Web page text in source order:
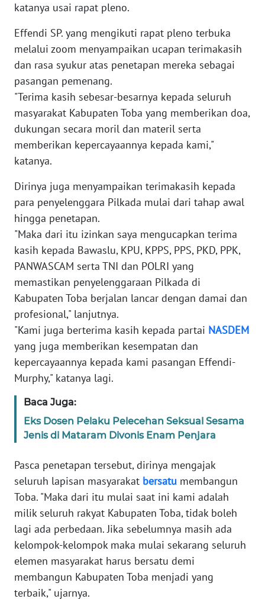
katanya usai rapat pleno.
Effendi SP. yang mengikuti rapat pleno terbuka
melalui zoom menyampaikan ucapan terimakasih
dan rasa syukur atas penetapan mereka sebagai
pasangan pemenang.
"Terima kasih sebesar-besarnya kepada seluruh
masyarakat Kabupaten Toba yang memberikan doa,
dukungan secara moril dan materil serta
memberikan kepercayaannya kepada kami,"
katanya.
Dirinya juga menyampaikan terimakasih kepada
para penyelenggara Pilkada mulai dari tahap awal
hingga penetapan.
"Maka dari itu izinkan saya mengucapkan terima
kasih kepada Bawaslu, KPU, KPPS, PPS, PKD, PPK,
PANWASCAM serta TNI dan POLRI yang
memastikan penyelenggaraan Pilkada di
Kabupaten Toba berjalan lancar dengan damai dan
profesional," lanjutnya.
"Kami juga berterima kasih kepada partai NASDEM
yang juga memberikan kesempatan dan
kepercayaannya kepada kami pasangan Effendi-
Murphy," katanya lagi.
Baca Juga:
Eks Dosen Pelaku Pelecehan Seksual Sesama
Jenis di Mataram Divonis Enam Penjara
Pasca penetapan tersebut, dirinya mengajak
seluruh lapisan masyarakat bersatu membangun
Toba. "Maka dari itu mulai saat ini kami adalah
milik seluruh rakyat Kabupaten Toba, tidak boleh
lagi ada perbedaan. Jika sebelumnya masih ada
kelompok-kelompok maka mulai sekarang seluruh
elemen masyarakat harus bersatu demi
membangun Kabupaten Toba menjadi yang
terbaik," ujarnya.
WN
WN
SULBAR
WN
WN
SUMBAR
WN
SUMSEL
WN
BENGKULU
WN
LAMPUNG
WN
JATENG
WN
NUSANTARA
WN
JOGJA
BALI
WN
KALBAR
WN
KALTENG